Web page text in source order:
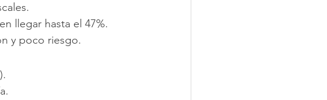
llegar hasta el 47%.
y poco riesgo.